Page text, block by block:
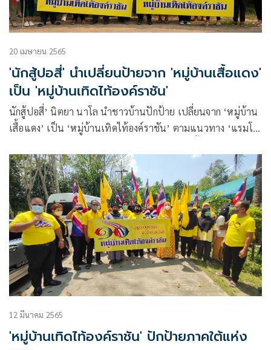
20 เมษายน 2565
'นักสู้ปอสี่' นำเปลี่ยนป้ายจาก 'หมู่บ้านเสื้อแดง'
เป็น 'หมู่บ้านเทิดไท้องค์ราชัน'
นักสู้ปอสี่’ นิตยา นาโล นำชาวบ้านปักป้าย เปลี่ยนจาก ‘หมู่บ้าน
เสื้อแดง’ เป็น ‘หมู่บ้านเทิดไท้องค์ราชัน’ ตามแนวทาง ‘แรมโบ้
ภาคอีสาน
12 มีนาคม 2565
'หมู่บ้านเทิดไท้องค์ราชัน' ปักป้ายภาคใต้แห่ง